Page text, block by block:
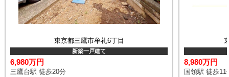
東京都三鷹市牟礼6丁目
新築一戸建て
6,980万円
三鷹台駅 徒歩20分
8,980万円
国領駅 徒歩11